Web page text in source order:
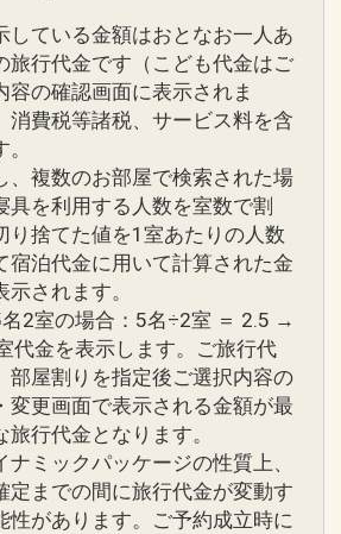
ク/タップで拡大しま
直結で、アクセス最高
上のホテルなので、ショ
光に大変便利なロケーショ
上にありながら、別世界
している金額はおとなお一人あ
旅行代金です（こども代金はご
容の確認画面に表示されま
消費税等諸税、サービス料を含
、複数のお部屋で検索された場
具を利用する人数を室数で割
り捨てた値を1室あたりの人数
宿泊代金に用いて計算された金
示されます。
2室の場合：5名÷2室 ＝ 2.5 →
代金を表示します。ご旅行代
部屋割りを指定後ご選択内容の
変更画面で表示される金額が最
旅行代金となります。
ナミックパッケージの性質上、
定までの間に旅行代金が変動す
性があります。ご予約成立時に